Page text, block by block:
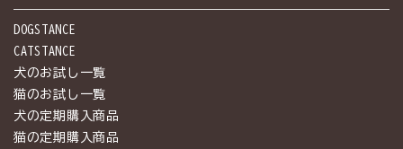
DOGSTANCE
CATSTANCE
犬のお試し一覧
猫のお試し一覧
犬の定期購入商品
猫の定期購入商品